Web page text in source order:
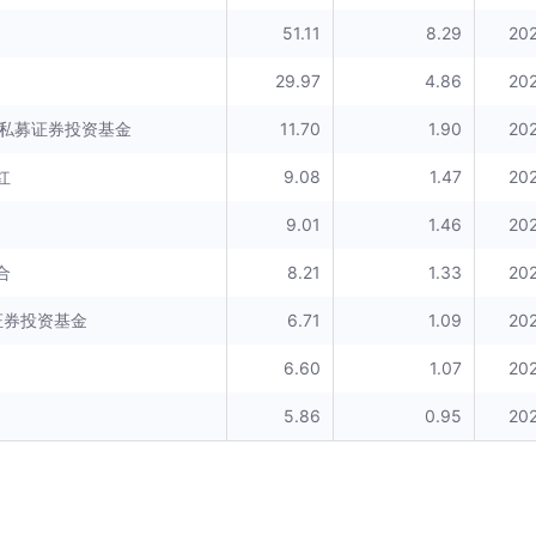
51.11 8.29
29.97 4.86
募证券投资基金 11.70 1.90
9.08 1.47
9.01 1.46
8.21 1.33
投资基金 6.71 1.09
6.60 1.07
5.86 0.95